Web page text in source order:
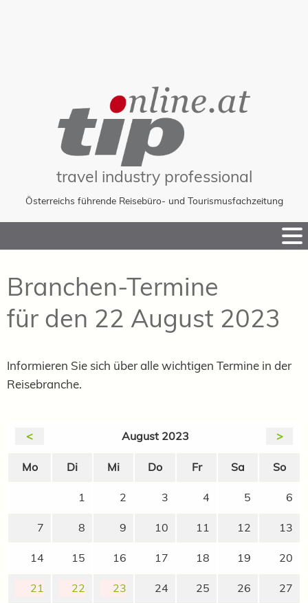
travel industry professional
Österreichs führende Reisebüro- und Tourismusfachzeitung
to
Branchen-Termine
für den 22 August 2023
Informieren Sie sich über alle wichtigen Termine in der
Reisebranche.
< August 2023 >
Mo Di Mi Do Fr Sa So
1 2 3 4 5 6
7 8 9 10 11 12 13
14 15 16 17 18 19 20
21 22 23 24 25 26 27